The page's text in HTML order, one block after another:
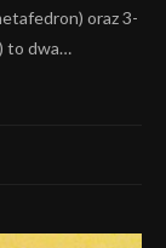
oraz 3-
to dwa…